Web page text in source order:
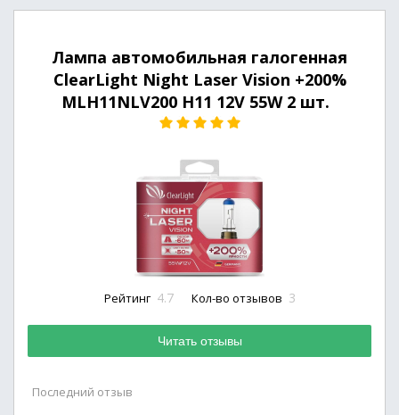
Лампа автомобильная галогенная
ClearLight Night Laser Vision +200%
MLH11NLV200 H11 12V 55W 2 шт.
Рейтинг 4.7 Кол-во отзывов 3
Читать отзывы
Последний отзыв